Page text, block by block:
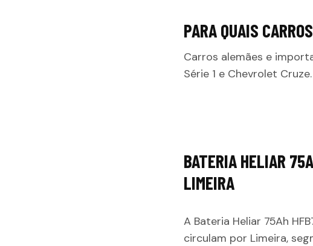
PARA QUAIS
Carros alemães e
Série 1 e Chevrolet Cruze.
BATERIA HELIAR
LIMEIRA
A Bateria Heliar 75Ah
circulam por Limeira,